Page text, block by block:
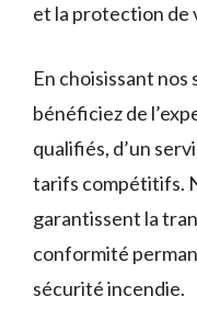
et la protection de
En choisissant
bénéficiez de
qualifiés, d’un
tarifs compétitifs.
garantissent la
conformité
sécurité incendie.